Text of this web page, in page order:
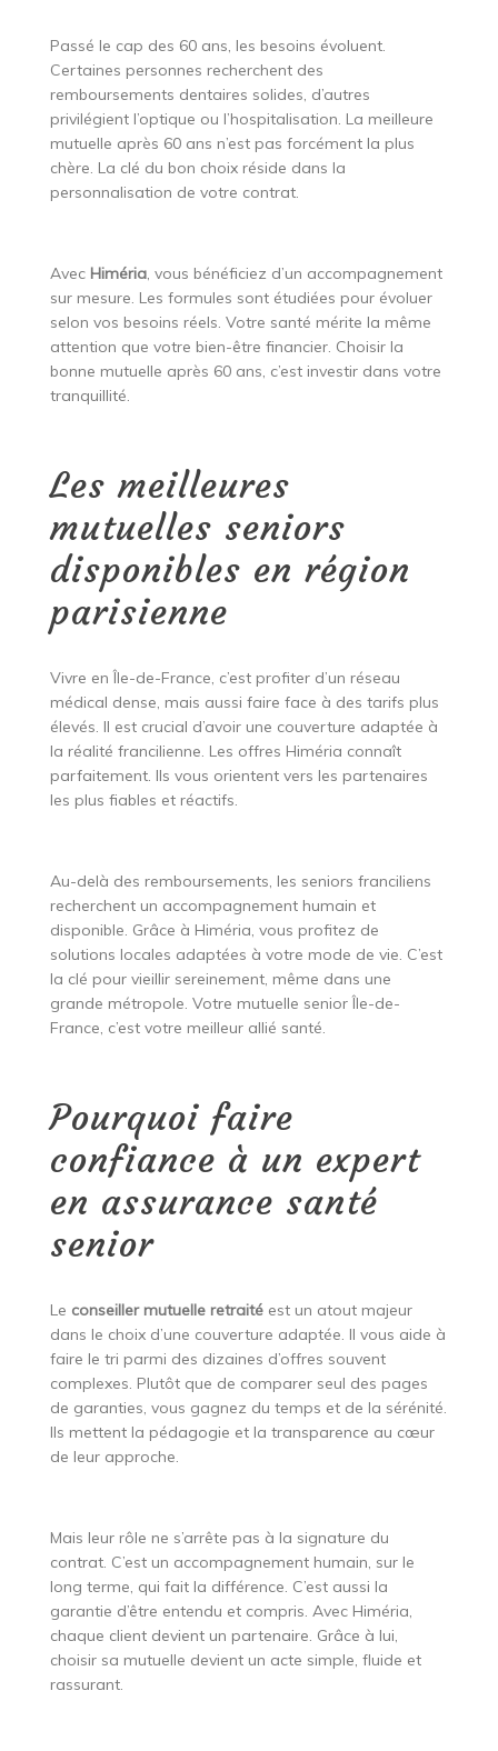
Passé le cap des 60 ans, les besoins évoluent.
Certaines personnes recherchent des
remboursements dentaires solides, d’autres
privilégient l’optique ou l’hospitalisation. La meilleure
mutuelle après 60 ans n’est pas forcément la plus
chère. La clé du bon choix réside dans la
personnalisation de votre contrat.
Avec Himéria, vous bénéficiez d’un accompagnement
sur mesure. Les formules sont étudiées pour évoluer
selon vos besoins réels. Votre santé mérite la même
attention que votre bien-être financier. Choisir la
bonne mutuelle après 60 ans, c’est investir dans votre
tranquillité.
Les meilleures
mutuelles seniors
disponibles en région
parisienne
Vivre en Île-de-France, c’est profiter d’un réseau
médical dense, mais aussi faire face à des tarifs plus
élevés. Il est crucial d’avoir une couverture adaptée à
la réalité francilienne. Les offres Himéria connaît
parfaitement. Ils vous orientent vers les partenaires
les plus fiables et réactifs.
Au-delà des remboursements, les seniors franciliens
recherchent un accompagnement humain et
disponible. Grâce à Himéria, vous profitez de
solutions locales adaptées à votre mode de vie. C’est
la clé pour vieillir sereinement, même dans une
grande métropole. Votre mutuelle senior Île-de-
France, c’est votre meilleur allié santé.
Pourquoi faire
confiance à un expert
en assurance santé
senior
Le conseiller mutuelle retraitéest un atout majeur
dans le choix d’une couverture adaptée. Il vous aide à
faire le tri parmi des dizaines d’offres souvent
complexes. Plutôt que de comparer seul des pages
de garanties, vous gagnez du temps et de la sérénité.
Ils mettent la pédagogie et la transparence au cœur
de leur approche.
Mais leur rôle ne s’arrête pas à la signature du
contrat. C’est un accompagnement humain, sur le
long terme, qui fait la différence. C’est aussi la
garantie d’être entendu et compris. Avec Himéria,
chaque client devient un partenaire. Grâce à lui,
choisir sa mutuelle devient un acte simple, fluide et
rassurant.